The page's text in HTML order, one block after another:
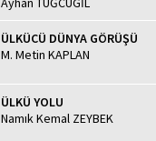
ÜLKÜCÜ DÜNYA GÖRÜŞÜ
M. Metin KAPLAN
ÜLKÜ YOLU
Namık Kemal ZEYBEK